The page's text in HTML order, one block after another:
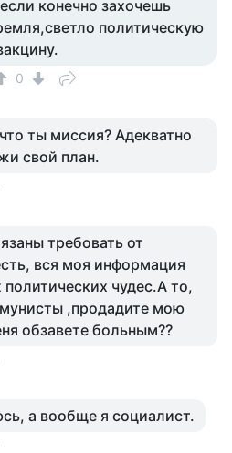
конечно захочешь
политическую
0
ты миссия? Адекватно
свой план.
требовать от
вся моя информация
чудес.А то,
,продадите мою
обзавете больным??
а вообще я социалист.